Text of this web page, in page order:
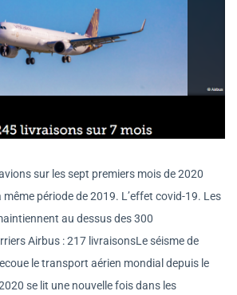
sur les sept premiers mois de 2020
période de 2019. L’effet covid-19. Les
au dessus des 300
Airbus : 217 livraisonsLe séisme de
le transport aérien mondial depuis le
se lit une nouvelle fois dans les